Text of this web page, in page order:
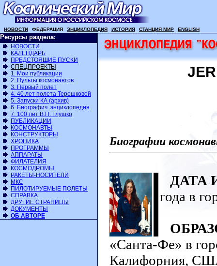
НОВОСТИ ФЕДЕРАЦИЯ ЭНЦИКЛОПЕДИЯ ИСТОРИЯ СТАНЦИЯ МИР ENGLISH
Ресурсы раздела:
НОВОСТИ
КАЛЕНДАРЬ
ПРЕДСТОЯЩИЕ ПУСКИ
СПЕЦПРОЕКТЫ
1. Мои публикации
2. Пульты космонавтов
3. Первый полет
4. 40 лет полета Терешковой
5. Запуски КА (архив)
6. Биографич. энциклопедия
7. 100 лет В.П. Глушко
ПУБЛИКАЦИИ
КОСМОНАВТЫ
КОНСТРУКТОРЫ
ХРОНИКА
ПРОГРАММЫ
АППАРАТЫ
ФИЛАТЕЛИЯ
КОСМОДРОМЫ
РАКЕТЫ-НОСИТЕЛИ
МКС
ПИЛОТИРУЕМЫЕ ПОЛЕТЫ
СПРАВКА
ДРУГИЕ СТРАНИЦЫ
ДОКУМЕНТЫ
ОБ АВТОРЕ
Биографии
ДАТА
года в
«Санта-Фе» в
Калифорния,